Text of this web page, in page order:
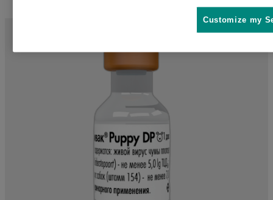
Customize my